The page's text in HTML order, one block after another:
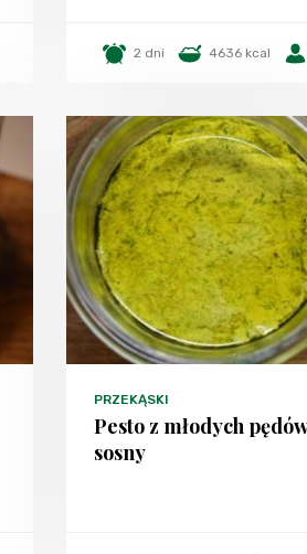
2 dni 4636 kcal
PRZEKĄSKI
Pesto z młodych pędów
sosny